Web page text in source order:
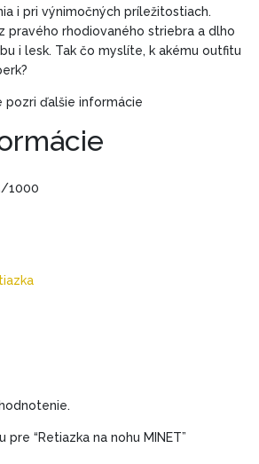
i pri výnimočných príležitostiach.
pravého rhodiovaného striebra a dlho
i lesk. Tak čo myslíte, k akému outfitu
pozri ďalšie informácie
1000
“Retiazka na nohu MINET”